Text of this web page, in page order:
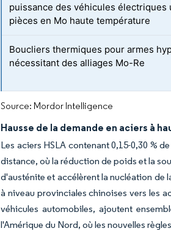
puissance des véhicules électriques
pièces en Mo haute température
Boucliers thermiques pour armes
nécessitant des alliages Mo-Re
Source: Mordor Intelligence
Hausse de la demande en aciers à
Les aciers HSLA contenant 0,15-0,30 %
distance, où la réduction de poids et la
d'austénite et accélèrent la nucléation de
à niveau provinciales chinoises vers les
véhicules automobiles, ajoutent
l'Amérique du Nord, où les nouvelles